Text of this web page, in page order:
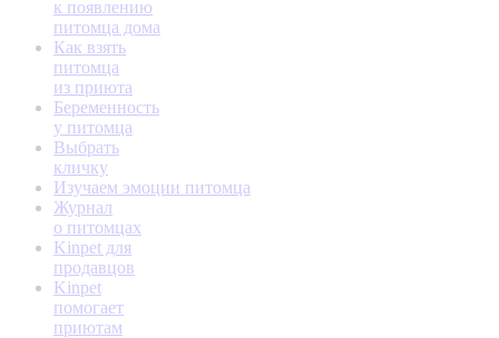
к появлению
питомца дома
Как взять
питомца
из приюта
Беременность
у питомца
Выбрать
кличку
Изучаем эмоции питомца
Журнал
о питомцах
Kinpet для
продавцов
Kinpet
помогает
приютам